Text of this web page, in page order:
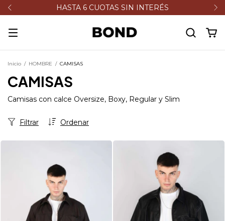
HASTA 6 CUOTAS SIN INTERÉS
Inicio / HOMBRE / CAMISAS
CAMISAS
Camisas con calce Oversize, Boxy, Regular y Slim
Ordenar
Filtrar